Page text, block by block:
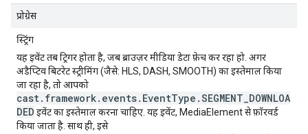
प्रोग्रेस
स्ट्रिंग
यह इवेंट तब ट्रिगर होता है, जब ब्राउज़र मीडिया डेटा फ़ेच कर रहा हो. अगर
अडैप्टिव बिटरेट स्ट्रीमिंग (जैसे: HLS, DASH, SMOOTH) का इस्तेमाल किया
जा रहा है, तो आपको
cast.framework.events.EventType.SEGMENT_DOWNLOA
DED इवेंट का इस्तेमाल करना चाहिए. यह इवेंट, MediaElement से फ़ॉरवर्ड
किया जाता है. साथ ही, इसे